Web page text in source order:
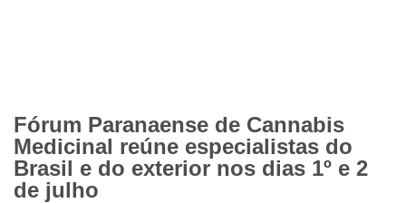
Fórum Paranaense de Cannabis
Medicinal reúne especialistas do
Brasil e do exterior nos dias 1º e 2
de julho